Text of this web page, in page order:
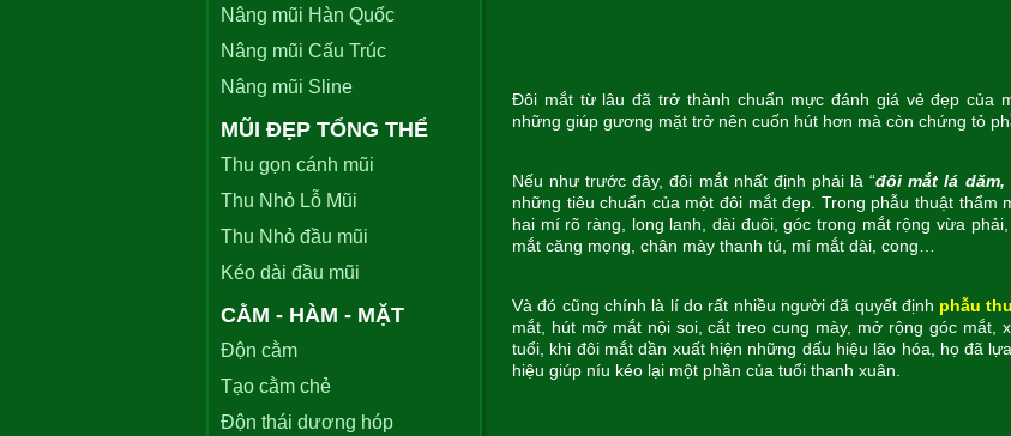
Nâng mũi Hàn Quốc
Nâng mũi Cấu Trúc
Nâng mũi Sline
MŨI ĐẸP TỔNG THỂ
Thu gọn cánh mũi
Thu Nhỏ Lỗ Mũi
Thu Nhỏ đầu mũi
Kéo dài đầu mũi
CẰM - HÀM - MẶT
Độn cằm
Tạo cằm chẻ
Độn thái dương hóp
Đôi mắt từ lâu đã trở thành chuẩn mực đánh giá vẻ đẹp của
những giúp gương mặt trở nên cuốn hút hơn mà còn chứng tỏ
Nếu như trước đây, đôi mắt nhất định phải là “đôi mắt lá
những tiêu chuẩn của một đôi mắt đẹp. Trong phẫu thuật thẩm
hai mí rõ ràng, long lanh, dài đuôi, góc trong mắt rộng vừa
mắt căng mọng, chân mày thanh tú, mí mắt dài, cong…
Và đó cũng chính là lí do rất nhiều người đã quyết định phẫu
mắt, hút mỡ mắt nội soi, cắt treo cung mày, mở rộng góc
tuổi, khi đôi mắt dần xuất hiện những dấu hiệu lão hóa, họ đã
hiệu giúp níu kéo lại một phần của tuổi thanh xuân.